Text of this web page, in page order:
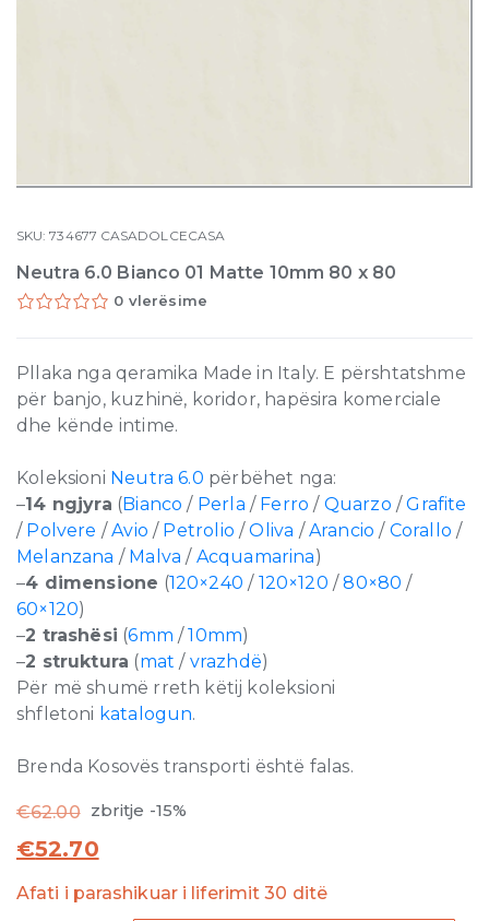
SKU:734677 CASADOLCECASA
Neutra 6.0 Bianco 01 Matte 10mm 80 x 80
0 vlerësime
Pllaka nga qeramika Made in Italy. E përshtatshme
për banjo, kuzhinë, koridor, hapësira komerciale
dhe kënde intime.
Koleksioni Neutra 6.0 përbëhet nga:
–14 ngjyra (Bianco / Perla / Ferro / Quarzo /Grafite
/ Polvere /Avio / Petrolio /Oliva /Arancio / Corallo /
Melanzana / Malva / Acquamarina)
–4 dimensione (120×240 / 120×120 /80×80 /
60×120)
–2 trashësi (6mm /10mm)
–2 struktura (mat / vrazhdë)
Për më shumë rreth këtij koleksioni
shfletoni katalogun.
Brenda Kosovës transporti është falas.
€62.00 zbritje -15%
€52.70
Afati i parashikuar i liferimit 30 ditë